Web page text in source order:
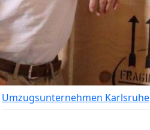
Umzugsunternehmen Karlsruhe